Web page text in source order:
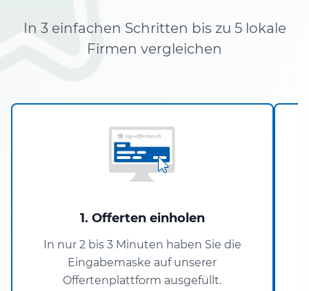
In 3 einfachen Schritten bis zu 5 lokale
Firmen vergleichen
1. Offerten einholen
In nur 2 bis 3 Minuten haben Sie die
Eingabemaske auf unserer
Offertenplattform ausgefüllt.